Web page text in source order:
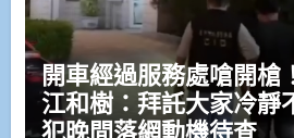
開車經過服務處嗆開槍
江和樹：拜託大家冷
犯晚間落網動機待查